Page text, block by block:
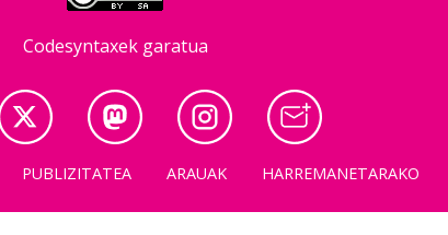
Codesyntaxek garatua
PUBLIZITATEA ARAUAK HARREMANETARAKO